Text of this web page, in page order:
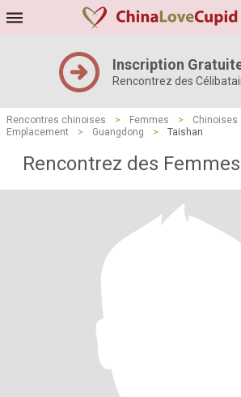
Inscription
Rencontrez des
Rencontres chinoises > Femmes > Chinoises
Emplacement
> Guangdong > Taishan
Rencontrez des